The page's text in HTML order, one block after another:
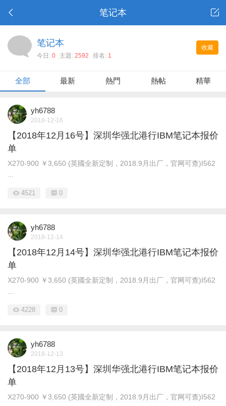
笔记本
收藏
笔记本
今日: 0 主題: 2592 排名: 1
全部 最新 熱門 熱帖 精華
yh6788
2018-12-16
【2018年12月16号】深圳华强北港行IBM笔记本报价
单
X270-900 ￥3,650 (英國全新定制，2018.9月出厂，官网可查)I562
4521 0
yh6788
2018-12-14
【2018年12月14号】深圳华强北港行IBM笔记本报价
单
X270-900 ￥3,650 (英國全新定制，2018.9月出厂，官网可查)I562
4228 0
yh6788
2018-12-13
【2018年12月13号】深圳华强北港行IBM笔记本报价
单
X270-900 ￥3,650 (英國全新定制，2018.9月出厂，官网可查)I562